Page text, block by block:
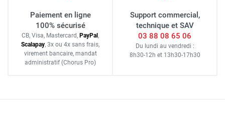
Paiement en ligne
100% sécurisé
CB, Visa, Mastercard, PayPal,
Scalapay, 3x ou 4x sans frais,
virement bancaire, mandat
administratif (Chorus Pro)
Support commercial,
technique et SAV
03 88 08 65 06
Du lundi au vendredi :
8h30-12h et 13h30-17h30